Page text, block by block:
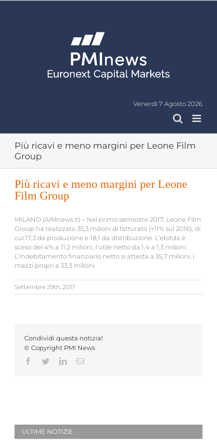
Venerdì 7 Agosto 2026
Più ricavi e meno margini per Leone Film
Group
Più ricavi e meno margini per Leone
Film Group
MILANO (AIMnews.it) – Nel primo semestre 2017, Leone Film
Group ha realizzato 35,3 milioni di fatturato (+11% sul 2016), di
cui 17,3 da produzione e 18,1 da distribuzione. L’ebitda è
sceso del 4% a 11,2 milioni, l’utile netto da 1,4 a 1,3 milioni.
L’indebitamento finanziario netto si attesta a 35,7 milioni, i
mezzi propri a 33,3 milioni.
Settembre 29th, 2017
Condividi questa notizia!
© Copyright PMI News
Facebook
TwitterLinkedInEmail
ULTIME NOTIZIE